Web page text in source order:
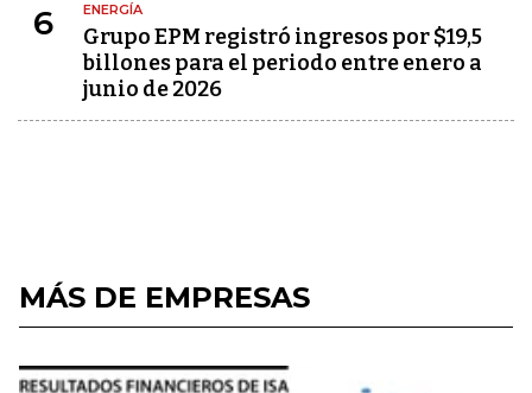
6 ENERGÍA
Grupo EPM registró ingresos por $19,5
billones para el periodo entre enero a
junio de 2026
MÁS DE EMPRESAS